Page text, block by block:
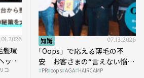
髪環
ッド
を
コ
知識 07.13.2026
｢Oops」で応える薄毛の不
安 お客さまの“言えない悩
み”にどう向き合う？ ＃01
PR oops AGA HAIRCAMP